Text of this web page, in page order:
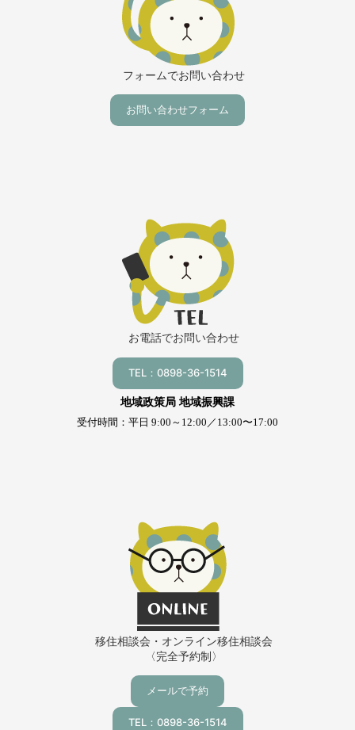
フォームでお問い合わせ
お問い合わせフォーム
お電話でお問い合わせ
TEL：0898-36-1514
地域政策局 地域振興課
受付時間：平日 9:00～12:00／13:00〜17:00
移住相談会・オンライン移住相談会
〈完全予約制〉
メールで予約
TEL：0898-36-1514